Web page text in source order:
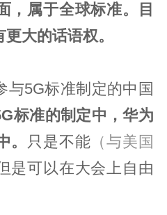
，属于全球标准。目
大的话语权。
与5G标准制定的中国
标准的制定中，华为
。 只是不能 （与美国
是可以在大会上自由